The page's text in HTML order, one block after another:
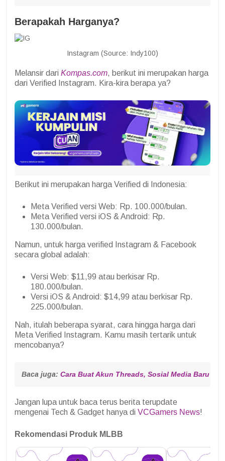
Berapakah Harganya?
Instagram (Source: Indy100)
Melansir dari Kompas.com, berikut ini merupakan harga
dari Verified Instagram. Kira-kira berapa ya?
Berikut ini merupakan harga Verified di Indonesia:
Meta Verified versi Web: Rp. 100.000/bulan.
Meta Verified versi iOS & Android: Rp.
130.000/bulan.
Namun, untuk harga verified Instagram & Facebook
secara global adalah:
Versi Web: $11,99 atau berkisar Rp.
180.000/bulan.
Versi iOS & Android: $14,99 atau berkisar Rp.
225.000/bulan.
Nah, itulah beberapa syarat, cara hingga harga dari
Meta Verified Instagram. Kamu masih tertarik untuk
mencobanya?
Baca juga: Cara Buat Akun Threads, Sosial Media Baru
Jangan lupa untuk baca terus berita terupdate
mengenai Tech & Gadget hanya di VCGamers News!
Rekomendasi Produk MLBB